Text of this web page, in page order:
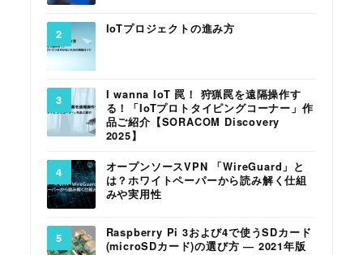
IoTプロジェクトの進み方
I wanna IoT 罠！ 狩猟罠を遠隔操作す
る！「IoTプロトタイピングコーナー」作
品ご紹介【SORACOM Discovery
2025】
オープンソースVPN 「WireGuard」と
は？ホワイトペーパーから読み解く仕組
みや実用性
Raspberry Pi 3および4で使うSDカード
(microSDカード)の選び方 ― 2021年版